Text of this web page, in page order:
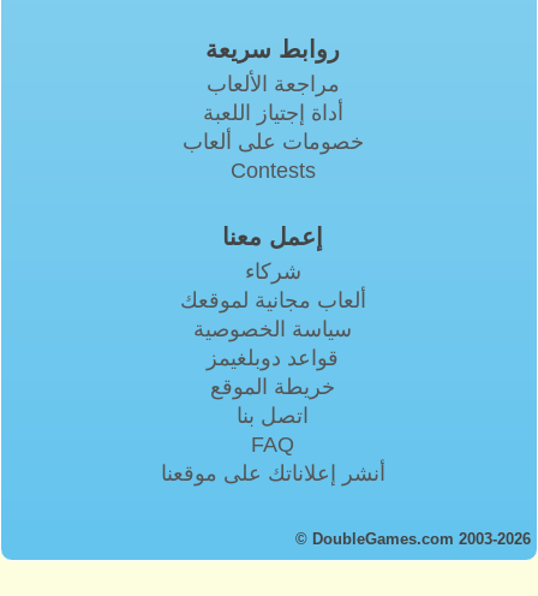
روابط سريعة
مراجعة الألعاب
أداة إجتياز اللعبة
خصومات على ألعاب
Contests
إعمل معنا
شركاء
ألعاب مجانية لموقعك
سياسة الخصوصية
قواعد دوبلغيمز
خريطة الموقع
اتصل بنا
FAQ
أنشر إعلاناتك على موقعنا
© DoubleGames.com 2003-2026